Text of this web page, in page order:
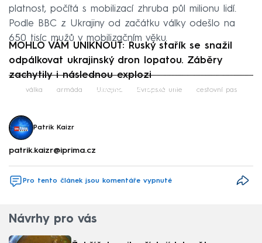
platnost, počítá s mobilizací zhruba půl milionu lidí.
Podle BBC z Ukrajiny od začátku války odešlo na
650 tisíc mužů v mobilizačním věku.
MOHLO VÁM UNIKNOUT: Ruský stařík se snažil
odpálkovat ukrajinský dron lopatou. Záběry
zachytily i následnou explozi
Failed to fetch
válka armáda Ukrajina Evropská unie cestovní pas
Patrik Kaizr
patrik.kaizr@iprima.cz
Pro tento článek jsou komentáře vypnuté
Návrhy pro vás